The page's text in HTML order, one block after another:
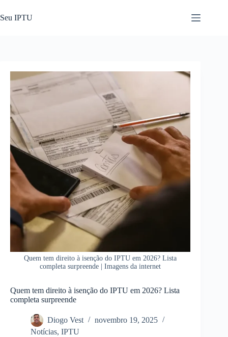
para
o
Seu IPTU
Quem tem direito à isenção do IPTU em 2026? Lista
completa surpreende | Imagens da internet
Quem tem direito à isenção do IPTU em 2026? Lista
completa surpreende
Diogo Vest
novembro 19, 2025
Notícias, IPTU